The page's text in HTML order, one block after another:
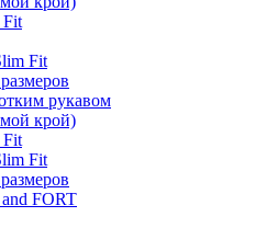
Fit
Fit
рукавом
крой)
Fit
Fit
FORT